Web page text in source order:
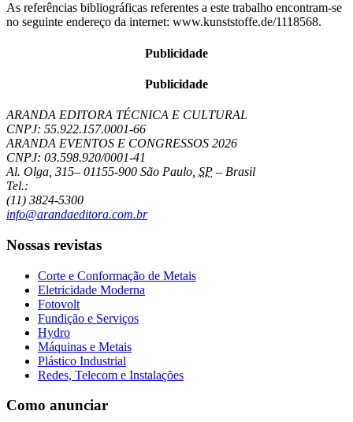
As referências bibliográficas referentes a este trabalho encontram-se
no seguinte endereço da internet: www.kunststoffe.de/1118568.
Publicidade
Publicidade
ARANDA EDITORA TÉCNICA E CULTURAL
CNPJ: 55.922.157.0001-66
ARANDA EVENTOS E CONGRESSOS 2026
CNPJ: 03.598.920/0001-41
Al. Olga, 315– 01155-900 São Paulo SP – Brasil
Tel.:
(11) 3824-5300
info@arandaeditora.com.br
Nossas revistas
Corte e Conformação de Metais
Eletricidade Moderna
Fotovolt
Fundição e Serviços
Hydro
Máquinas e Metais
Plástico Industrial
Redes, Telecom e Instalações
Como anunciar